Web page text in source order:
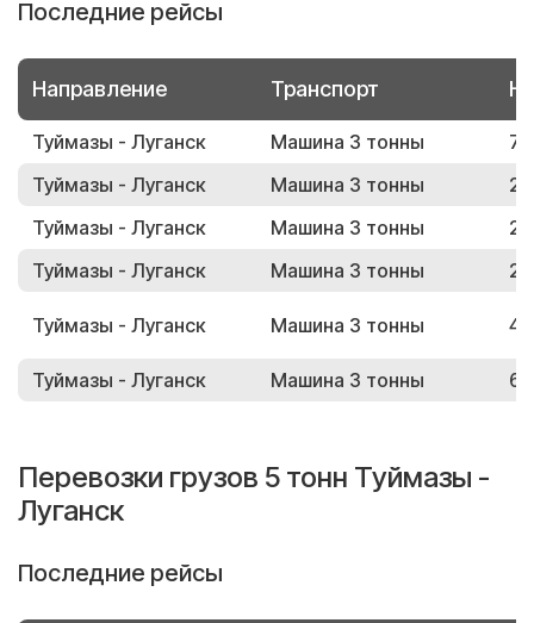
Последние рейсы
Направление Транспорт
Туймазы - Луганск Машина 3 тонны
Туймазы - Луганск
Машина 3 тонны
Туймазы - Луганск
Машина 3 тонны
Туймазы - Луганск
Машина 3 тонны
Туймазы - Луганск Машина 3 тонны
Туймазы - Луганск Машина 3 тонны
Перевозки грузов 5 тонн Туймазы -
Луганск
Последние рейсы